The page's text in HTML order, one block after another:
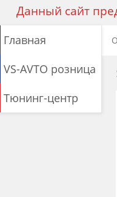
Данный сайт
Главная
VS-AVTO розница
Тюнинг-центр